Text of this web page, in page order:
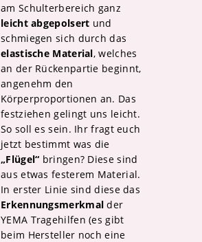
am Schulterbereich ganz
leicht abgepolsert und
schmiegen sich durch das
elastische Material, welches
an der Rückenpartie beginnt,
angenehm den
Körperproportionen an. Das
festziehen gelingt uns leicht.
So soll es sein. Ihr fragt euch
jetzt bestimmt was die
„Flügel“ bringen? Diese sind
aus etwas festerem Material.
In erster Linie sind diese das
Erkennungsmerkmal der
YEMA Tragehilfen (es gibt
beim Hersteller noch eine